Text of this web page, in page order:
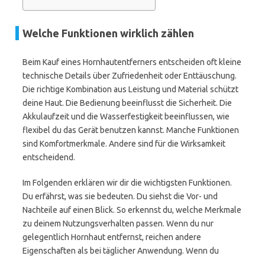
Welche Funktionen wirklich zählen
Beim Kauf eines Hornhautentferners entscheiden oft kleine
technische Details über Zufriedenheit oder Enttäuschung.
Die richtige Kombination aus Leistung und Material schützt
deine Haut. Die Bedienung beeinflusst die Sicherheit. Die
Akkulaufzeit und die Wasserfestigkeit beeinflussen, wie
flexibel du das Gerät benutzen kannst. Manche Funktionen
sind Komfortmerkmale. Andere sind für die Wirksamkeit
entscheidend.
Im Folgenden erklären wir dir die wichtigsten Funktionen.
Du erfährst, was sie bedeuten. Du siehst die Vor- und
Nachteile auf einen Blick. So erkennst du, welche Merkmale
zu deinem Nutzungsverhalten passen. Wenn du nur
gelegentlich Hornhaut entfernst, reichen andere
Eigenschaften als bei täglicher Anwendung. Wenn du